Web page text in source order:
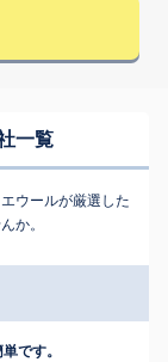
一覧
ウールが厳選した
か。
です。